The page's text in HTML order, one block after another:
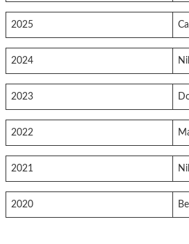
2025
2024
2023
2022
2021
2020